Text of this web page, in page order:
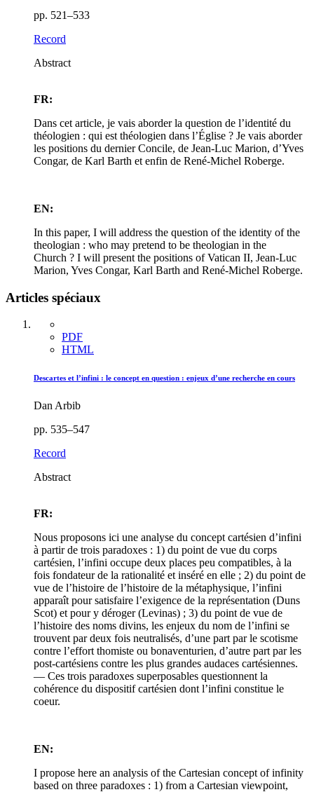
pp. 521–533
Record
Abstract
FR:
Dans cet article, je vais aborder la question de l’identité du
théologien : qui est théologien dans l’Église ? Je vais aborder
les positions du dernier Concile, de Jean-Luc Marion, d’Yves
Congar, de Karl Barth et enfin de René-Michel Roberge.
EN:
In this paper, I will address the question of the identity of the
theologian : who may pretend to be theologian in the
Church ? I will present the positions of Vatican II, Jean-Luc
Marion, Yves Congar, Karl Barth and René-Michel Roberge.
Articles spéciaux
PDF
HTML
Descartes et l’infini : le concept en question : enjeux d’une recherche en cours
Dan Arbib
pp. 535–547
Record
Abstract
FR:
Nous proposons ici une analyse du concept cartésien d’infini
à partir de trois paradoxes : 1) du point de vue du corps
cartésien, l’infini occupe deux places peu compatibles, à la
fois fondateur de la rationalité et inséré en elle ; 2) du point de
vue de l’histoire de l’histoire de la métaphysique, l’infini
apparaît pour satisfaire l’exigence de la représentation (Duns
Scot) et pour y déroger (Levinas) ; 3) du point de vue de
l’histoire des noms divins, les enjeux du nom de l’infini se
trouvent par deux fois neutralisés, d’une part par le scotisme
contre l’effort thomiste ou bonaventurien, d’autre part par les
post-cartésiens contre les plus grandes audaces cartésiennes.
— Ces trois paradoxes superposables questionnent la
cohérence du dispositif cartésien dont l’infini constitue le
coeur.
EN:
I propose here an analysis of the Cartesian concept of infinity
based on three paradoxes : 1) from a Cartesian viewpoint,